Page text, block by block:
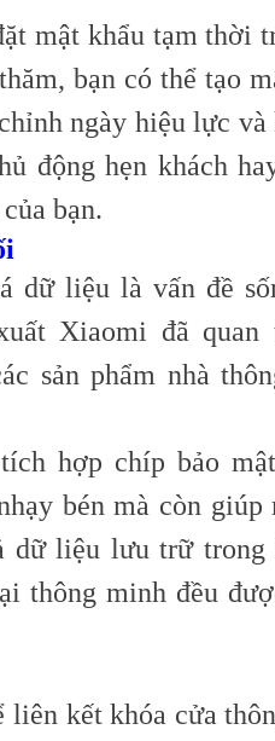
mật khẩu tạm thời
bạn có thể tạo
ngày hiệu lực và
động hẹn khách
bạn.
dữ liệu là vấn đề
Xiaomi đã quan
sản phẩm nhà
hợp chíp bảo
bén mà còn giúp
dữ liệu lưu trữ trong
thông minh đều
liên kết khóa cửa